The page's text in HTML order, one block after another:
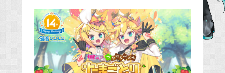
c
b
o
o